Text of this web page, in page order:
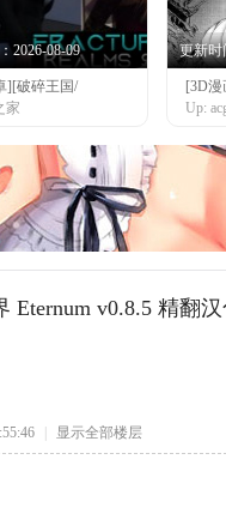
2026-08-09
][破碎王国/
家
更新时
[3D
Up:
Eternum v0.8.5 精翻
显示全部楼层